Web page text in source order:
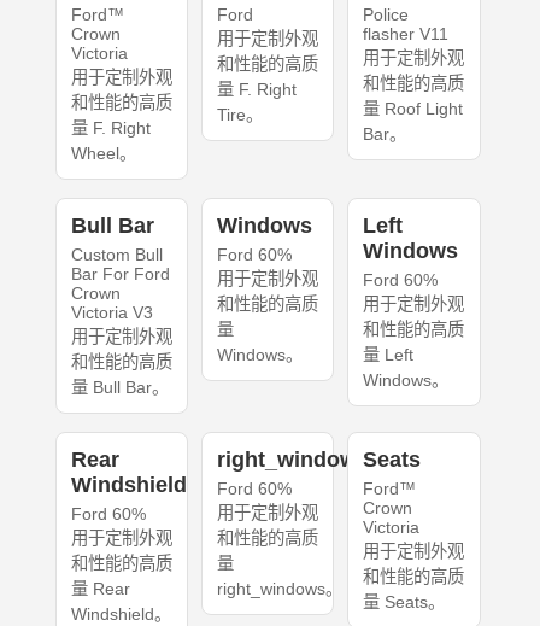
Ford™
Crown
Victoria
用于定制外观
和性能的高质
量 F. Right
Wheel。
Ford
用于定制外观
和性能的高质
量 F. Right
Tire。
Police
flasher V11
用于定制外观
和性能的高质
量 Roof Light
Bar。
Bull Bar
Custom Bull
Bar For Ford
Crown
Victoria V3
用于定制外观
和性能的高质
量 Bull Bar。
Windows
Ford 60%
用于定制外观
和性能的高质
量
Windows。
Left
Windows
Ford 60%
用于定制外观
和性能的高质
量 Left
Windows。
Rear
Windshield
Ford 60%
用于定制外观
和性能的高质
量 Rear
Windshield。
right_windows
Ford 60%
用于定制外观
和性能的高质
量
right_windows。
Seats
Ford™
Crown
Victoria
用于定制外观
和性能的高质
量 Seats。